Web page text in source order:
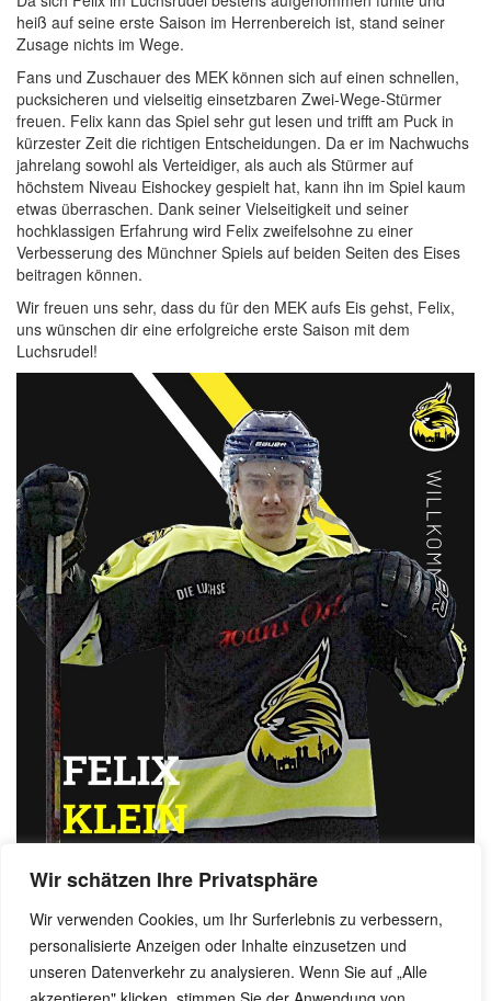
Wir schätzen Ihre Privatsphäre
Wir verwenden Cookies, um Ihr Surferlebnis zu verbessern,
personalisierte Anzeigen oder Inhalte einzusetzen und
unseren Datenverkehr zu analysieren. Wenn Sie auf „Alle
heiß auf seine erste Saison im Herrenbereich ist, stand seiner
Zusage nichts im Wege.
Fans und Zuschauer des MEK können sich auf einen schnellen,
pucksicheren und vielseitig einsetzbaren Zwei-Wege-Stürmer
freuen. Felix kann das Spiel sehr gut lesen und trifft am Puck in
kürzester Zeit die richtigen Entscheidungen. Da er im Nachwuchs
jahrelang sowohl als Verteidiger, als auch als Stürmer auf
höchstem Niveau Eishockey gespielt hat, kann ihn im Spiel kaum
etwas überraschen. Dank seiner Vielseitigkeit und seiner
hochklassigen Erfahrung wird Felix zweifelsohne zu einer
Verbesserung des Münchner Spiels auf beiden Seiten des Eises
beitragen können.
Wir freuen uns sehr, dass du für den MEK aufs Eis gehst, Felix,
uns wünschen dir eine erfolgreiche erste Saison mit dem
Luchsrudel!
Benjamin Dornow, 11. September 2023